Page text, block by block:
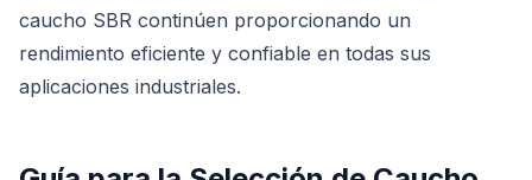
caucho SBR continúen proporcionando un
rendimiento eficiente y confiable en todas sus
aplicaciones industriales.